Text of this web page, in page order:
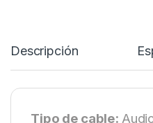
Descripción
Tipo de cable: